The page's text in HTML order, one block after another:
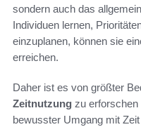
sondern auch das
Individuen lernen,
einzuplanen, können sie
erreichen.
Daher ist es von größter
Zeitnutzung zu erforschen
bewusster Umgang mit